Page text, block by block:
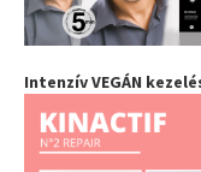
Intenzív VEGÁN